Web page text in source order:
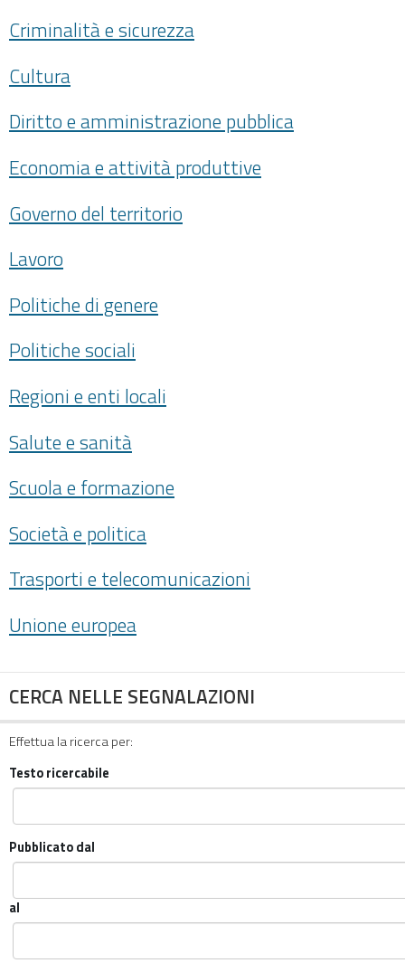
Criminalità e sicurezza
Cultura
Diritto e amministrazione pubblica
Economia e attività produttive
Governo del territorio
Lavoro
Politiche di genere
Politiche sociali
Regioni e enti locali
Salute e sanità
Scuola e formazione
Società e politica
Trasporti e telecomunicazioni
Unione europea
CERCA NELLE SEGNALAZIONI
Effettua la ricerca per:
Testo ricercabile
Pubblicato dal
al